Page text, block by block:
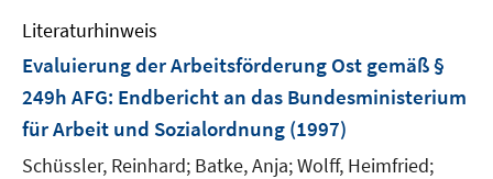
Literaturhinweis
Evaluierung der Arbeitsförderung Ost gemäß §
249h AFG: Endbericht an das Bundesministerium
für Arbeit und Sozialordnung (1997)
Schüssler, Reinhard; Batke, Anja;Wolff, Heimfried;